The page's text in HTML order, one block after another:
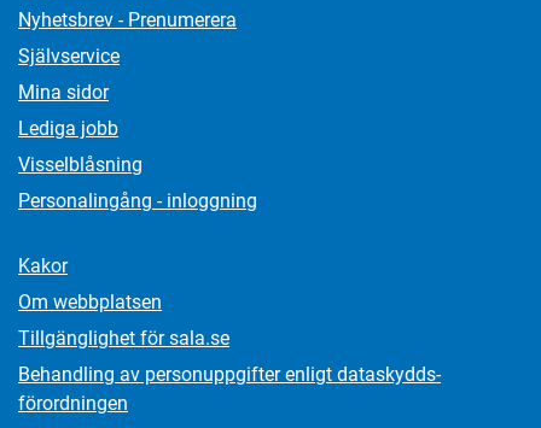
Nyhetsbrev - Prenumerera
Självservice
Mina sidor
Lediga jobb
Visselblåsning
Personalingång - inloggning
Kakor
Om webbplatsen
Tillgänglighet för sala.se
Behandling av personuppgifter enligt dataskydds­
förordningen